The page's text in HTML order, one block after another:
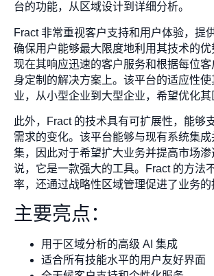
台的功能，从区域设计到详细分析。
Fract 非常重视客户支持和用户体验，提
确保用户能够最大限度地利用其技术的
现在其响应迅速的客户服务和根据每位
身定制的解决方案上。该平台的适应性
业，从小型企业到大型企业，希望优化其
此外，Fract 的技术具有可扩展性，能够
需求的变化。该平台能够与现有系统集
集，因此对于希望扩大业务并提高市场
说，它是一款强大的工具。Fract 的方法
率，还通过战略性区域管理促进了业务的
主要亮点：
用于区域分析的高级 AI 集成
适合所有技能水平的用户友好界面